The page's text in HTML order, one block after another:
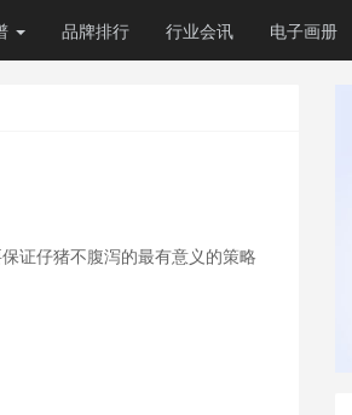
品牌排行 行业会讯 电子画册
证仔猪不腹泻的最有意义的策略